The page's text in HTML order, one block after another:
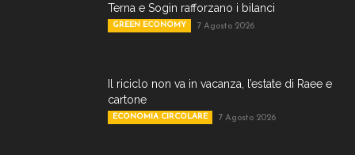
Terna e Sogin rafforzano i bilanci
GREEN ECONOMY 7 Agosto 2026
Il riciclo non va in vacanza, l’estate di Raee e
cartone
ECONOMIA CIRCOLARE 7 Agosto 2026